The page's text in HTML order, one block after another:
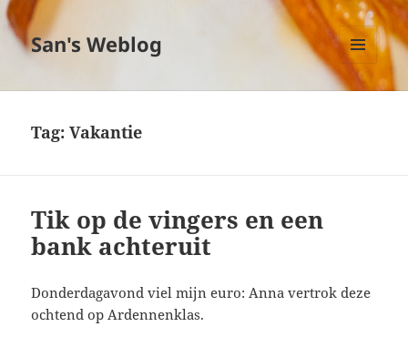
San's Weblog
MENU
EN
Tag:Vakantie
Tik op de vingers en een
bank achteruit
Donderdagavond viel mijn euro: Anna vertrok deze
ochtend op Ardennenklas.